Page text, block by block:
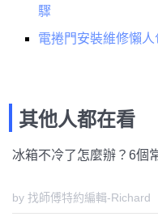
驟
電捲門安裝維修懶人
其他人都在看
冰箱不冷了怎麼辦？6個
by 找師傅特約編輯-Richard